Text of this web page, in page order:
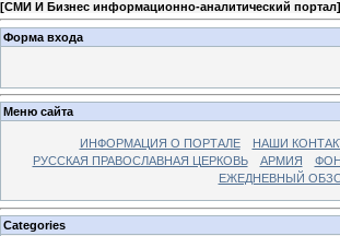
[СМИ И Бизнес информационно-аналитический портал]
Форма входа
Меню сайта
ИНФОРМАЦИЯ О ПОРТАЛЕ НАШИ
РУССКАЯ ПРАВОСЛАВНАЯ ЦЕРКОВЬ
АРМИЯ
ЕЖЕДНЕВНЫЙ
Categories